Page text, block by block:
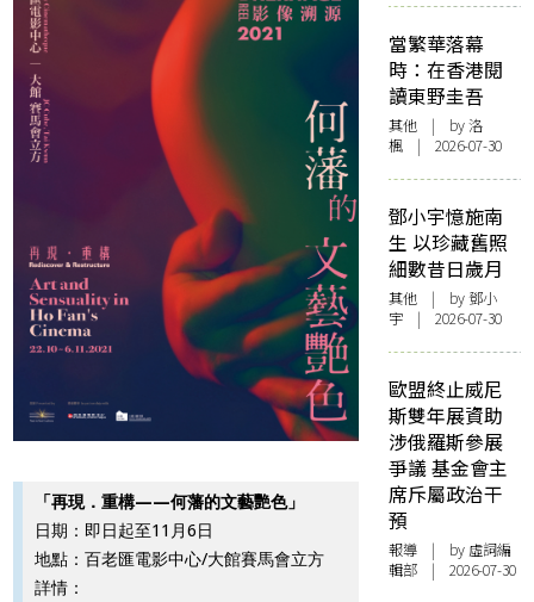
「再現．重構——何藩的文藝艷色」
日期：即日起至11月6日
地點：百老匯電影中心/大館賽馬會立方
詳情：
當繁華落幕
時：在香港閱
讀東野圭吾
其他 | by洛
楓 | 2026-07-30
鄧小宇憶施南
生 以珍藏舊照
細數昔日歲月
其他 | by 鄧小
宇 | 2026-07-30
歐盟終止威尼
斯雙年展資助
涉俄羅斯參展
爭議 基金會主
席斥屬政治干
預
報導 | by 虛詞編
輯部 | 2026-07-30